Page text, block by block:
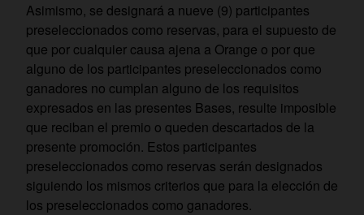
Asimismo, se designará a nueve (9) participantes
preseleccionados como reservas, para el supuesto de
que por cualquier causa ajena a Orange o por que
alguno de los participantes preseleccionados como
ganadores no cumplan alguno de los requisitos
expresados en las presentes Bases, resulte imposible
que reciban el premio o queden descartados de la
presente promoción. Estos participantes
preseleccionados como reservas serán designados
siguiendo los mismos criterios que para la elección de
los preseleccionados como ganadores.